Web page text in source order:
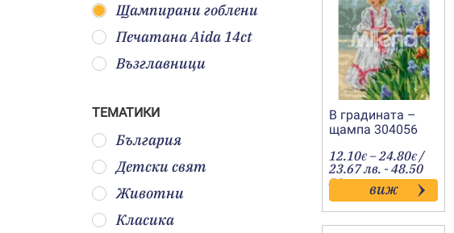
Щампирани гоблени
Печатана Aida 14ct
Възглавници
ТЕМАТИКИ
България
Детски свят
Животни
Класика
В градината –
щампа 304056
12.10€ –24.80€Price
range:
12.10€
through
24.80€
/
23.67 лв. - 48.50
лв. виж